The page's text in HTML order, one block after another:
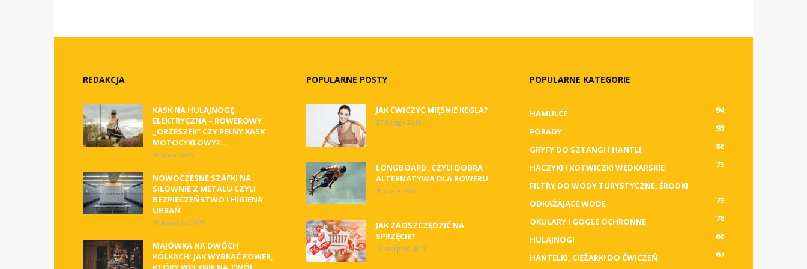
REDAKCJA
KASK NA HULAJNOGĘ
ELEKTRYCZNĄ – ROWEROWY
„ORZESZEK” CZY PEŁNY KASK
MOTOCYKLOWY?...
10 lipca 2026
NOWOCZESNE SZAFKI NA
SIŁOWNIE Z METALU CZYLI
BEZPIECZEŃSTWO I HIGIENA
UBRAŃ
28 kwietnia 2026
MAJÓWKA NA DWÓCH
KÓŁKACH: JAK WYBRAĆ ROWER,
POPULARNE POSTY
JAK ĆWICZYĆ MIĘŚNIE KEGLA?
27 lutego 2018
LONGBOARD, CZYLI DOBRA
ALTERNATYWA DLA ROWERU
30 maja 2018
JAK ZAOSZCZĘDZIĆ NA
SPRZĘCIE?
10 sierpnia 2018
POPULARNE KATEGORIE
HAMULCE
94
PORADY
93
GRYFY DO SZTANGI I HANTLI
86
HACZYKI I KOTWICZKI WĘDKARSKIE
79
FILTRY DO WODY TURYSTYCZNE, ŚRODKI
ODKAŻAJĄCE WODĘ
79
OKULARY I GOGLE OCHRONNE
78
HULAJNOGI
68
HANTELKI, CIĘŻARKI DO ĆWICZEŃ
67